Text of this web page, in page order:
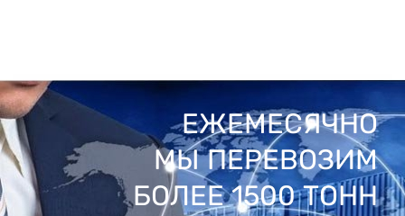
ЕЖЕМЕСЯЧНО
МЫ ПЕРЕВОЗИМ
БОЛЕЕ 1500 ТОНН